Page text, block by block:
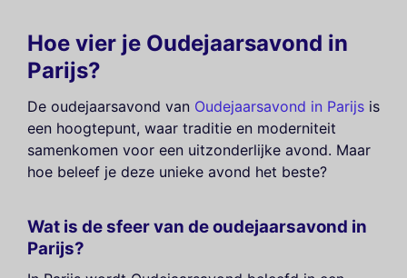
Hoe vier je Oudejaarsavond in
Parijs?
De oudejaarsavond van Oudejaarsavond in Parijs is
een hoogtepunt, waar traditie en moderniteit
samenkomen voor een uitzonderlijke avond. Maar
hoe beleef je deze unieke avond het beste?
Wat is de sfeer van de oudejaarsavond in
Parijs?